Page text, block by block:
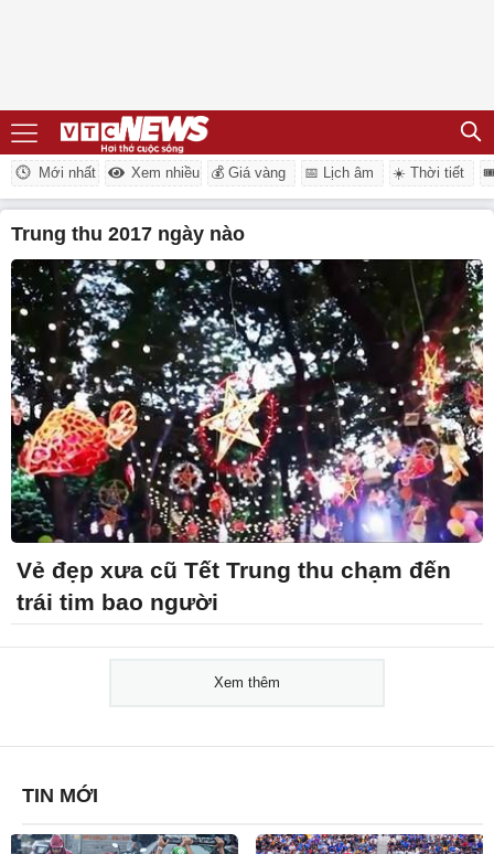
Mới nhất Xem nhiều 💰 Giá vàng 📅 Lịch âm ☀️ Thời tiết
trung thu 2017 ngày nào
Vẻ đẹp xưa cũ Tết Trung thu chạm đến
trái tim bao người
Xem thêm
TIN MỚI